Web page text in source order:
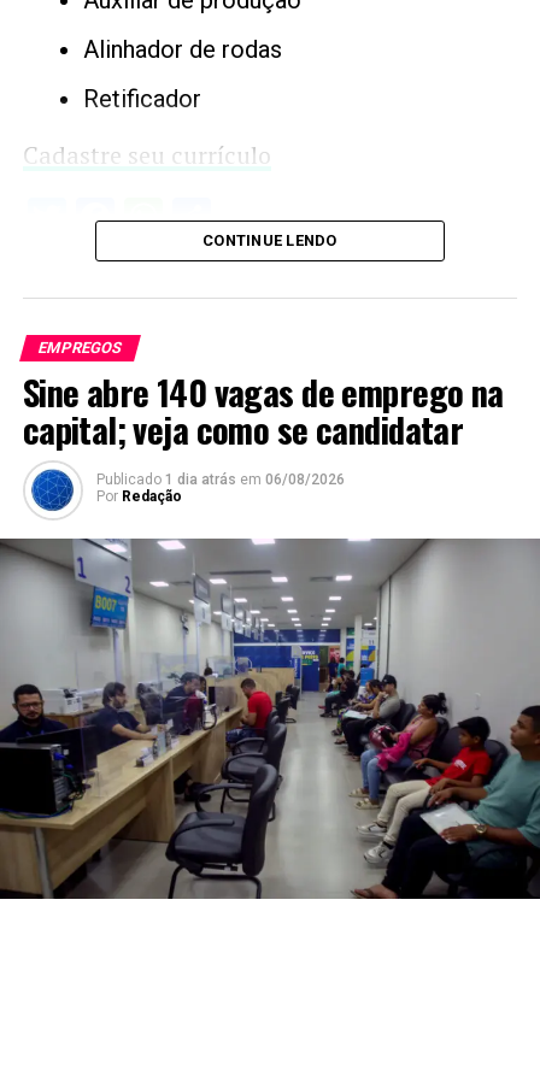
Alinhador de rodas
Retificador
Cadastre seu currículo
Twitter
Facebook
WhatsApp
Share
CONTINUE LENDO
EMPREGOS
Sine abre 140 vagas de emprego na
capital; veja como se candidatar
Publicado 1 dia atrás em 06/08/2026
Por Redação